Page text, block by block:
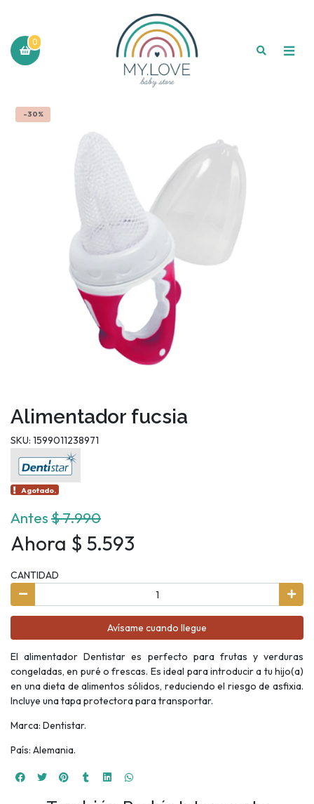
0
-30%
Alimentador fucsia
SKU: 1599011238971
Agotado.
Antes$ 7.990
Ahora $ 5.593
CANTIDAD
Avísame cuando llegue
El alimentador Dentistar es perfecto para frutas y verduras
congeladas, en puré o frescas. Es ideal para introducir a tu hijo(a)
en una dieta de alimentos sólidos, reduciendo el riesgo de asfixia.
Incluye una tapa protectora para transportar.
Marca: Dentistar.
País: Alemania.